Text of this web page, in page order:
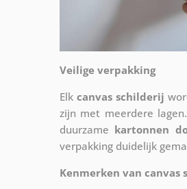
Veilige verpakking
Elk canvas schilderij
zijn met meerdere
duurzame kartonnen
verpakking duidelijk
Kenmerken van canvas